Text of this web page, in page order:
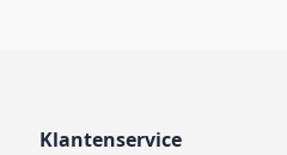
Klantenservice